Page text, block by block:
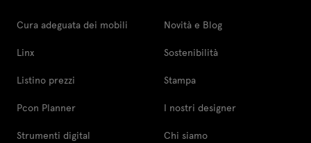
Cura adeguata dei mobili
Linx
Listino prezzi
Pcon Planner
Strumenti digital
Novità e Blog
Sostenibilità
Stampa
I nostri designer
Chi siamo